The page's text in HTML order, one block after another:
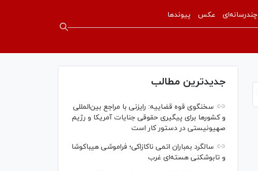
چندرسانه‌ای عکس پیوندها
جدیدترین مطالب
سخنگوی قوه قضاییه: رایزنی‌ با مراجع بین‌المللی
و کشور‌ها برای پیگیری حقوقی جنایات آمریکا و رژیم
صهیونیستی در دستور کار است
سالگرد بمباران اتمی ناکازاکی؛ فراموشی هیباکوشا
و تابوشکنی هسته‌ای غرب